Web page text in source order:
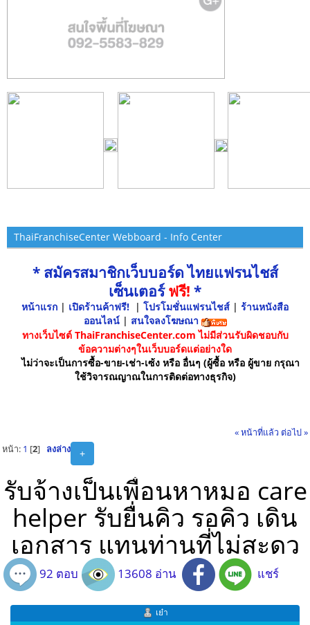
ThaiFranchiseCenter Webboard - Info Center
* สมัครสมาชิกเว็บบอร์ด ไทยแฟรนไชส์
เซ็นเตอร์ฟรี! *
หน้าแรก | เปิดร้านค้าฟรี! | โปรโมชั่นแฟรนไชส์ | ร้านหนังสือ
ออนไลน์ | สนใจลงโฆษณา
ทางเว็บไซต์ ThaiFranchiseCenter.com ไม่มีส่วนรับผิดชอบกับ
ข้อความต่างๆในเว็บบอร์ดแต่อย่างใด
ไม่ว่าจะเป็นการซื้อ-ขาย-เช่า-เซ้ง หรือ อื่นๆ (ผู้ซื้อ หรือ ผู้ขาย กรุณา
ใช้วิจารณญาณในการติดต่อทางธุรกิจ)
« หน้าที่แล้ว ต่อไป »
+
หน้า: 1 [2] ลงล่าง
รับจ้างเป็นเพื่อนหาหมอ care
helper รับยื่นคิว รอคิว เดิน
เอกสาร แทนท่านที่ไม่สะดว
92 ตอบ 13608 อ่าน แชร์
เย๋า